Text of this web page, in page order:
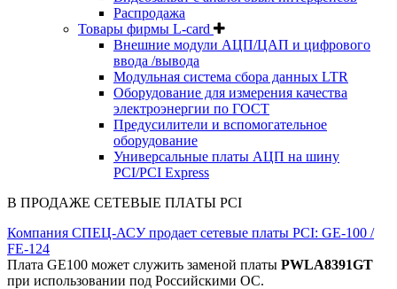
Распродажа
Товары фирмы L-card
Внешние модули АЦП/ЦАП и цифрового
ввода /вывода
Модульная система сбора данных LTR
Оборудование для измерения качества
электроэнергии по ГОСТ
Предусилители и вспомогательное
оборудование
Универсальные платы АЦП на шину
PCI/PCI Express
В ПРОДАЖЕ СЕТЕВЫЕ ПЛАТЫ PCI
Компания СПЕЦ-АСУ продает сетевые платы PCI: GE-100 /
FE-124
Плата GE100 может служить заменой платы PWLA8391GT
при использовании под Российскими ОС.